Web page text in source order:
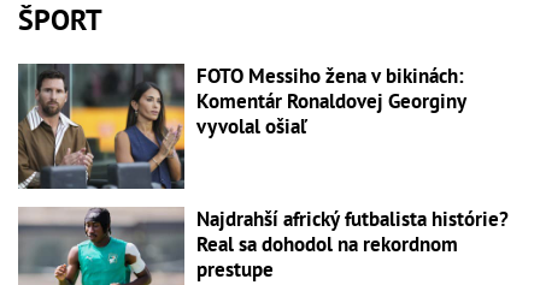
ŠPORT
FOTO Messiho žena v bikinách:
Komentár Ronaldovej Georginy
vyvolal ošiaľ
Najdrahší africký futbalista histórie?
Real sa dohodol na rekordnom
prestupe